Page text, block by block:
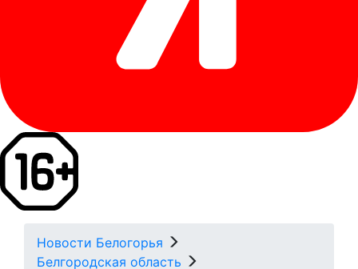
Новости Белогорья
Белгородская область